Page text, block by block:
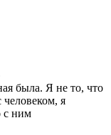
была. Я не то, что
человеком, я
с ним